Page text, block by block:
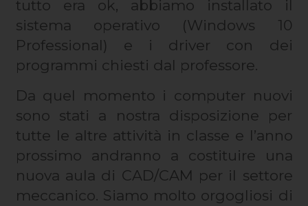
tutto era ok, abbiamo installato il
sistema operativo (Windows 10
Professional) e i driver con dei
programmi chiesti dal professore.
Da quel momento i computer nuovi
sono stati a nostra disposizione per
tutte le altre attività in classe e l’anno
prossimo andranno a costituire una
nuova aula di CAD/CAM per il settore
meccanico. Siamo molto orgogliosi di